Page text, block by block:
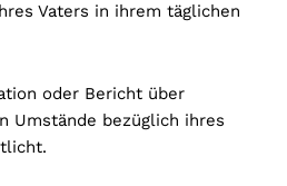
Vaters in ihrem täglichen
oder Bericht über
Umstände bezüglich ihres